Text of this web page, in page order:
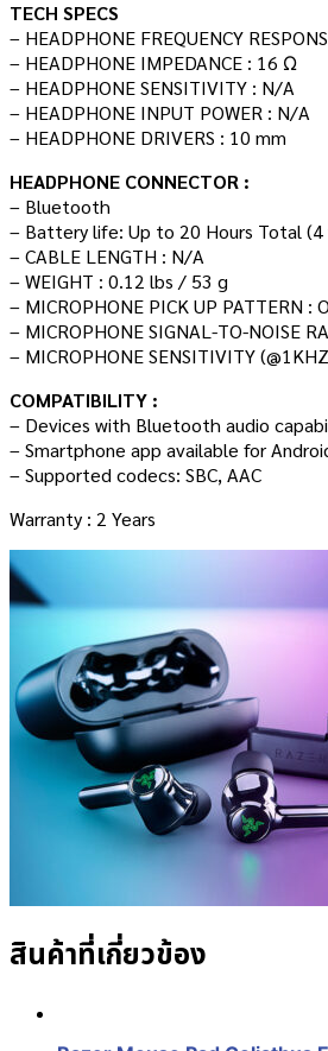
TECH SPECS
– HEADPHONE FREQUENCY
– HEADPHONE IMPEDANCE : 16 Ω
– HEADPHONE SENSITIVITY : N/A
– HEADPHONE INPUT POWER : N/A
– HEADPHONE DRIVERS : 10 mm
HEADPHONE CONNECTOR :
– Bluetooth
– Battery life: Up to 20 Hours Total (4
– CABLE LENGTH : N/A
– WEIGHT : 0.12 lbs / 53 g
– MICROPHONE PICK UP PATTERN :
– MICROPHONE SIGNAL-TO-NOISE
– MICROPHONE SENSITIVITY
COMPATIBILITY :
– Devices with Bluetooth audio
– Smartphone app available for
– Supported codecs: SBC, AAC
Warranty : 2 Years
สินค้าที่เกี่ยวข้อง